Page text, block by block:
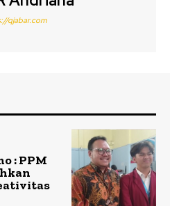
qjabar.com
: PPM